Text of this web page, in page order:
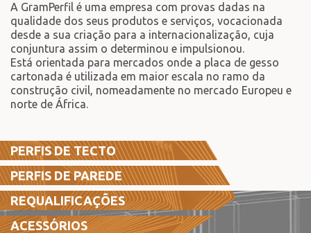
A GramPerfil é uma empresa com provas dadas na
qualidade dos seus produtos e serviços, vocacionada
desde a sua criação para a internacionalização, cuja
conjuntura assim o determinou e impulsionou.
Está orientada para mercados onde a placa de gesso
cartonada é utilizada em maior escala no ramo da
construção civil, nomeadamente no mercado Europeu e
norte de África.
PERFIS DE TECTO
PERFIS DE PAREDE
REQUALIFICAÇÕES
ACESSÓRIOS